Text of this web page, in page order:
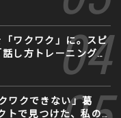
「ワクワク」に。スピ
し方トレーニング」
ワクできない」葛
トで見つけた、私の